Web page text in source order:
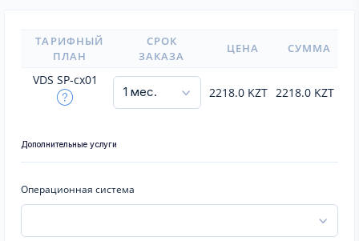
ТАРИФНЫЙ
ПЛАН
СРОК
ЗАКАЗА
ЦЕНА СУММА
VDS SP-cx01
2218.0 KZT 2218.0 KZT
Дополнительные услуги
Операционная система